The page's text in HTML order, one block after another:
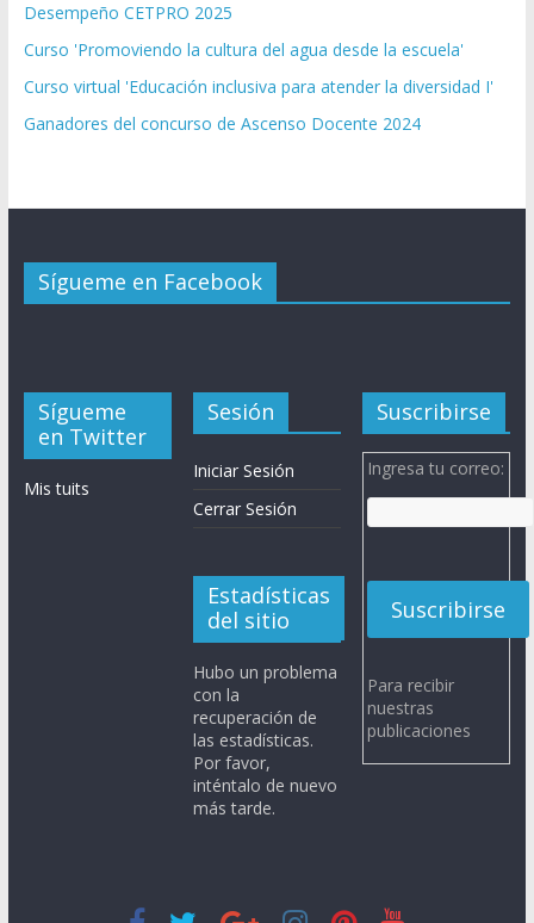
Desempeño CETPRO 2025
Curso 'Promoviendo la cultura del agua desde la escuela'
Curso virtual 'Educación inclusiva para atender la diversidad I'
Ganadores del concurso de Ascenso Docente 2024
Sígueme en Facebook
Sígueme
en Twitter
Mis tuits
Sesión
Iniciar Sesión
Cerrar Sesión
Estadísticas
del sitio
Hubo un problema
con la
recuperación de
las estadísticas.
Por favor,
inténtalo de nuevo
más tarde.
Suscribirse
Ingresa tu correo:
Para recibir
nuestras
publicaciones